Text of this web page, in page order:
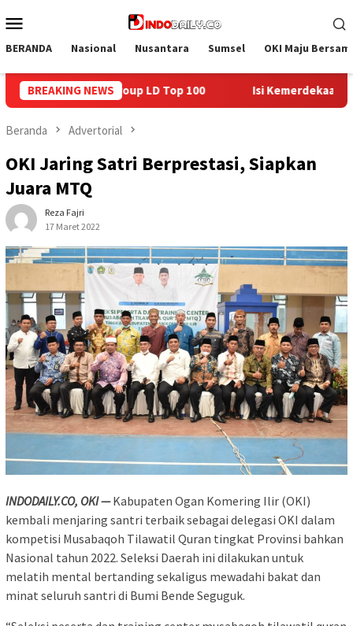
ke
Mobile
BERANDA Nasional Nusantara Sumsel OKI Maju
BREAKING NEWS
Isi Kemerdekaan dengan Kepedulian, Lapas Sekayu
Beranda Advertorial
OKI Jaring Satri Berprestasi, Siapkan
Juara MTQ
Reza Fajri
17 Maret 2022
INDODAILY.CO, OKI — Kabupaten Ogan Komering Ilir (OKI)
kembali menjaring santri terbaik sebagai delegasi OKI dalam
kompetisi Musabaqoh Tilawatil Quran tingkat Provinsi bahkan
Nasional tahun 2022. Seleksi Daerah ini dilakukan untuk
melatih mental bertanding sekaligus mewadahi bakat dan
minat seluruh santri di Bumi Bende Seguguk.